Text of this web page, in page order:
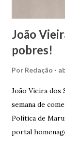
João
pobres!
Por Redação
João Vieira dos
semana de
Política de
portal